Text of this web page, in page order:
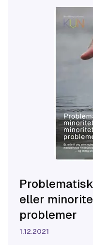
eller
problemer
1.12.2021